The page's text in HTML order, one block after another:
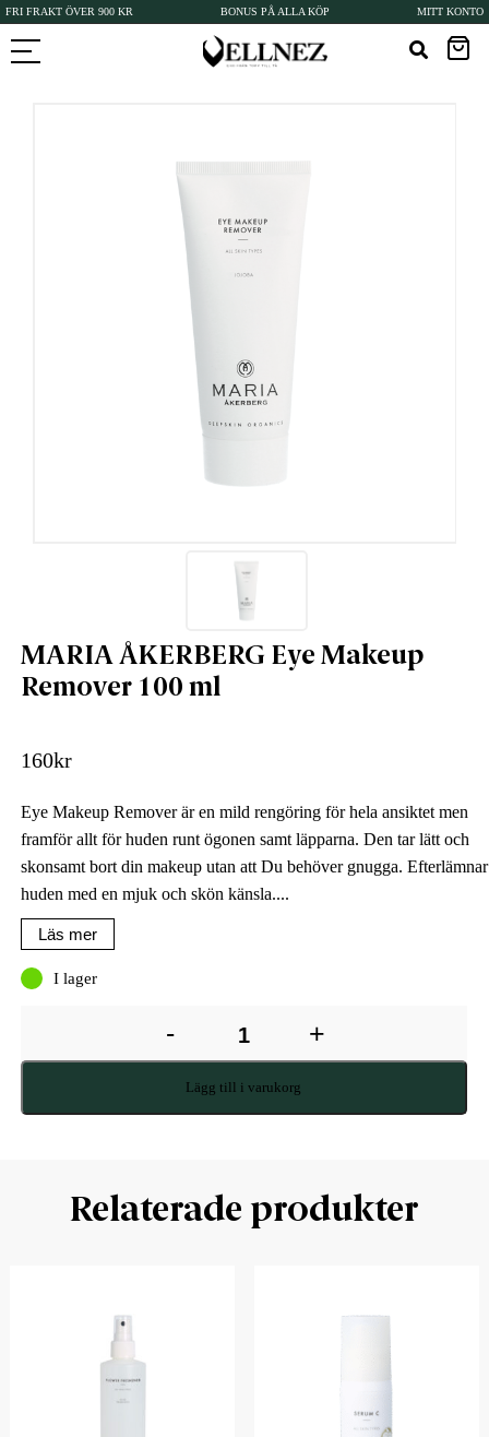
FRI FRAKT ÖVER 900 KR BONUS PÅ ALLA KÖP MITT KONTO
MARIA ÅKERBERG Eye Makeup
Remover 100 ml
160kr
Eye Makeup Remover är en mild rengöring för hela ansiktet men
framför allt för huden runt ögonen samt läpparna. Den tar lätt och
skonsamt bort din makeup utan att Du behöver gnugga. Efterlämnar
huden med en mjuk och skön känsla....
Läs mer
I lager
- +
Lägg till i varukorg
Relaterade produkter